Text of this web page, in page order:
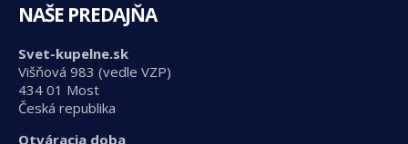
NAŠE PREDAJŇA
Svet-kupelne.sk
Višňová 983 (vedle VZP)
434 01 Most
Česká republika
Otváracia doba